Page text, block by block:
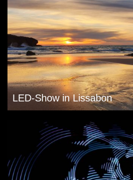
LED-Show in Lissabon